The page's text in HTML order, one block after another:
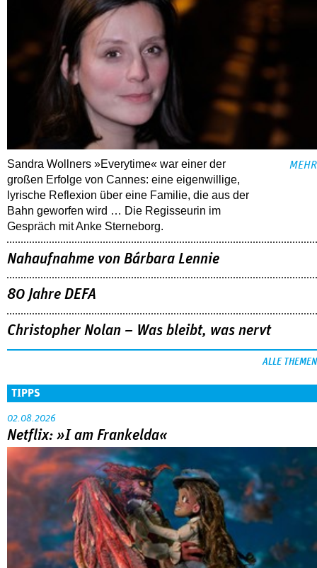
Sandra Wollners »Everytime« war einer der
großen Erfolge von Cannes: eine eigenwillige,
lyrische Reflexion über eine ­Familie, die aus der
Bahn geworfen wird … Die Regisseurin im
Gespräch mit Anke Sterneborg.
MEHR
Nahaufnahme von Bárbara Lennie
80 Jahre DEFA
Christopher Nolan – Was bleibt, was nervt
ALLE THEMEN
TIPPS
02.08.2026
Netflix: »I am Frankelda«